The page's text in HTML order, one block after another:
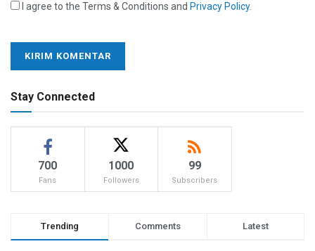
I agree to the Terms & Conditions and Privacy Policy.
Stay Connected
700
Fans
1000
Followers
99
Subscribers
Trending Comments Latest